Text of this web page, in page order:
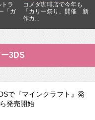
ラ
「ガ
コメダ珈琲店で今年も
「カリー祭り」開催 新
作カ...
3DS
で『マインクラフト』発
発売開始